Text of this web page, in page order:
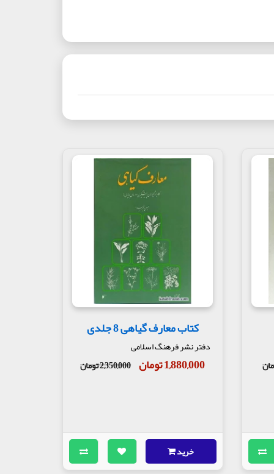
کتاب معارف گیاهی 8 جلدی
دفتر نشر فرهنگ اسلامی
1,880,000 تومان 2,350,000 تومان
خرید